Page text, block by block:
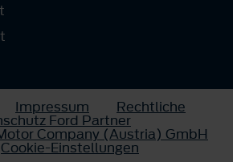
Impressum Rechtliche
Ford Partner
Company (Austria) GmbH
Cookie-Einstellungen